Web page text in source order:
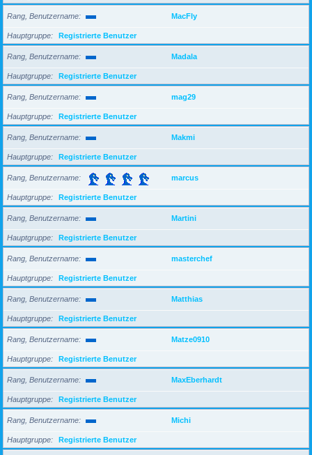
Rang, Benutzername MacFly
Hauptgruppe Registrierte Benutzer
Rang, Benutzername Madala
Hauptgruppe Registrierte Benutzer
Rang, Benutzername mag29
Hauptgruppe Registrierte Benutzer
Rang, Benutzername Makmi
Hauptgruppe Registrierte Benutzer
Rang, Benutzername marcus
Hauptgruppe Registrierte Benutzer
Rang, Benutzername Martini
Hauptgruppe Registrierte Benutzer
Rang, Benutzername masterchef
Hauptgruppe Registrierte Benutzer
Rang, Benutzername Matthias
Hauptgruppe Registrierte Benutzer
Rang, Benutzername Matze0910
Hauptgruppe Registrierte Benutzer
Rang, Benutzername MaxEberhardt
Hauptgruppe Registrierte Benutzer
Rang, Benutzername Michi
Hauptgruppe Registrierte Benutzer